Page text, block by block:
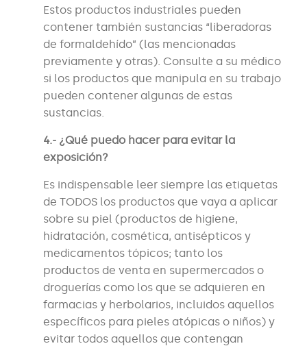
Estos productos industriales pueden
contener también sustancias “liberadoras
de formaldehído” (las mencionadas
previamente y otras). Consulte a su médico
si los productos que manipula en su trabajo
pueden contener algunas de estas
sustancias.
4.- ¿Qué puedo hacer para evitar la
exposición?
Es indispensable leer siempre las etiquetas
de TODOS los productos que vaya a aplicar
sobre su piel (productos de higiene,
hidratación, cosmética, antisépticos y
medicamentos tópicos; tanto los
productos de venta en supermercados o
droguerías como los que se adquieren en
farmacias y herbolarios, incluidos aquellos
específicos para pieles atópicas o niños) y
evitar todos aquellos que contengan